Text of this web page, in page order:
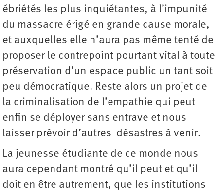
ébriétés les plus inquiétantes, à l’impunité
du massacre érigé en grande cause morale,
et auxquelles elle n’aura pas même tenté de
proposer le contrepoint pourtant vital à toute
préservation d’un espace public un tant soit
peu démocratique. Reste alors un projet de
la criminalisation de l’empathie qui peut
enfin se déployer sans entrave et nous
laisser prévoir d’autres désastres à venir.
La jeunesse étudiante de ce monde nous
aura cependant montré qu’il peut et qu’il
doit en être autrement, que les institutions